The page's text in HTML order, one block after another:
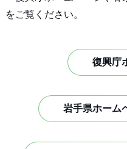
をご覧ください。
復興庁
岩手県ホーム